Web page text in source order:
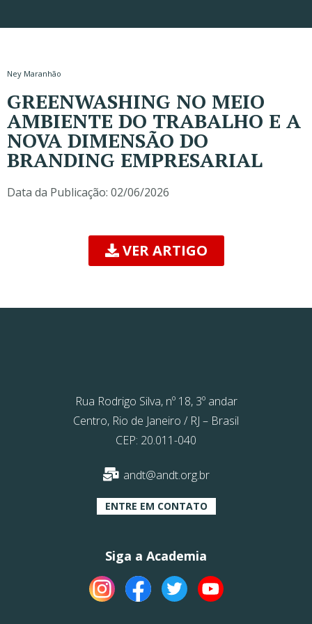
Ney Maranhão
GREENWASHING NO MEIO
AMBIENTE DO TRABALHO E A
NOVA DIMENSÃO DO
BRANDING EMPRESARIAL
Data da Publicação: 02/06/2026
VER ARTIGO
Rua Rodrigo Silva, nº 18, 3º andar
Centro, Rio de Janeiro / RJ – Brasil
CEP: 20.011-040
andt@andt.org.br
ENTRE EM CONTATO
Siga a Academia